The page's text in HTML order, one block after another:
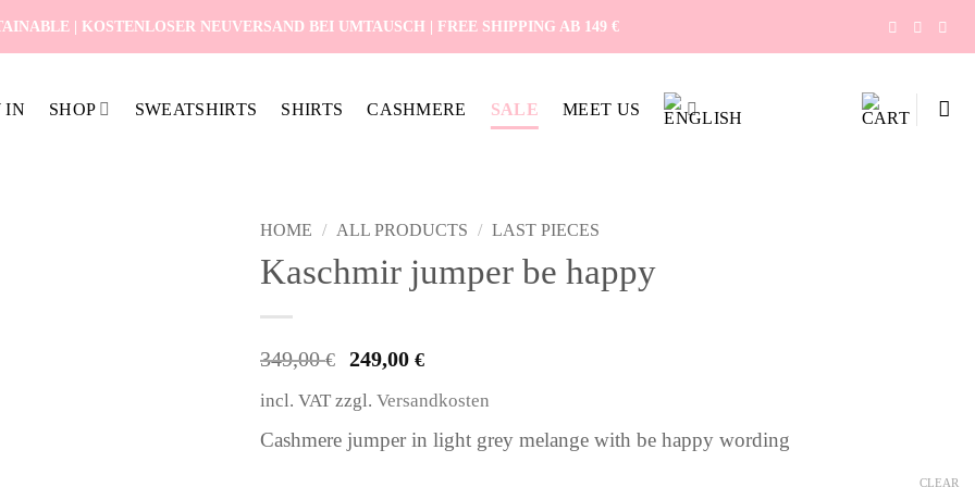
| KOSTENLOSER NEUVERSAND BEI UMTAUSCH | FREE SHIPPING AB 149 €
IN SHOP SWEATSHIRTS SHIRTS CASHMERE SALE MEET US
HOME / ALL PRODUCTS / LAST PIECES
Kaschmir jumper be happy
349,00€
Original
price
was:
349,00 €.
249,00 €Current
price
is:
249,00 €.
incl. VAT zzgl. Versandkosten
Cashmere jumper in light grey melange with be happy wording
CLEAR